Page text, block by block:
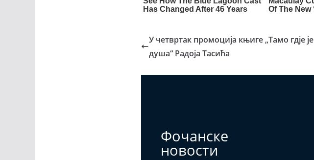
У четвртак промоција књиге „Тамо гдје је
душа“ Радоја Тасића
Фочанске
новости